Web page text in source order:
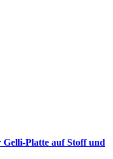
Platte auf Stoff und